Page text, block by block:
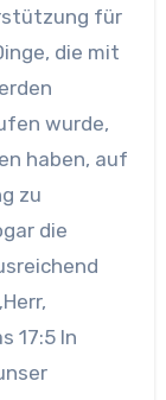
für
die mit
wurde,
haben, auf
zu
die
17:5 In